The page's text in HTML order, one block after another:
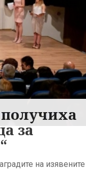
за
на изявените